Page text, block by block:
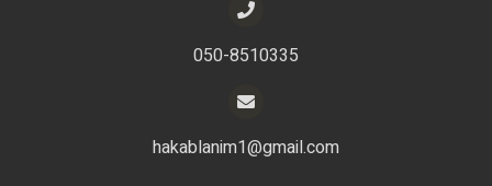
050-8510335
hakablanim1@gmail.com